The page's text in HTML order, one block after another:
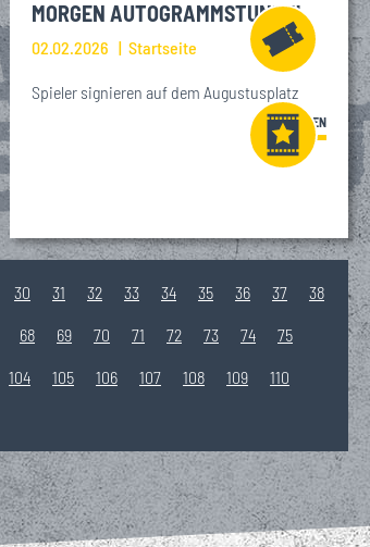
MORGEN AUTOGRAMMSTUNDE!
02.02.2026 Startseite
Spieler signieren auf dem Augustusplatz
WEITERLESEN
30 31 32 33 34 35 36 37 38
68 69 70 71 72 73 74 75
104 105 106 107 108 109 110
Fahrkarten